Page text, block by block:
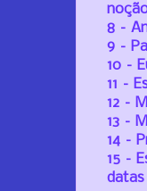
8 –
9 –
10 –
11 –
12 –
13 –
14 –
15 –